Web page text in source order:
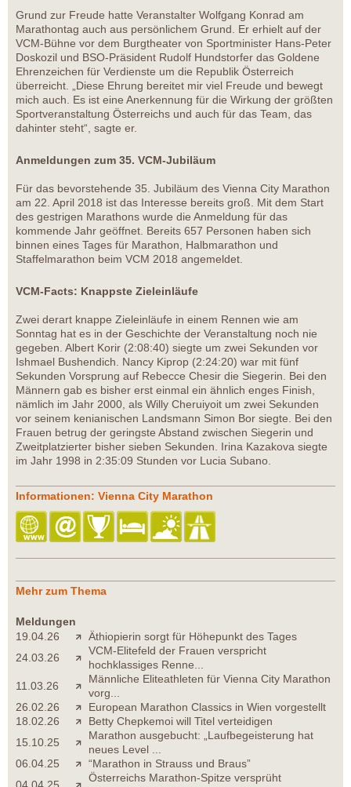
Grund zur Freude hatte Veranstalter Wolfgang Konrad am
Marathontag auch aus persönlichem Grund. Er erhielt auf der
VCM-Bühne vor dem Burgtheater von Sportminister Hans-Peter
Doskozil und BSO-Präsident Rudolf Hundstorfer das Goldene
Ehrenzeichen für Verdienste um die Republik Österreich
überreicht. „Diese Ehrung bereitet mir viel Freude und bewegt
mich auch. Es ist eine Anerkennung für die Wirkung der größten
Sportveranstaltung Österreichs und auch für das Team, das
dahinter steht“, sagte er.
Anmeldungen zum 35. VCM-Jubiläum
Für das bevorstehende 35. Jubiläum des Vienna City Marathon
am 22. April 2018 ist das Interesse bereits groß. Mit dem Start
des gestrigen Marathons wurde die Anmeldung für das
kommende Jahr geöffnet. Bereits 657 Personen haben sich
binnen eines Tages für Marathon, Halbmarathon und
Staffelmarathon beim VCM 2018 angemeldet.
VCM-Facts: Knappste Zieleinläufe
Zwei derart knappe Zieleinläufe in einem Rennen wie am
Sonntag hat es in der Geschichte der Veranstaltung noch nie
gegeben. Albert Korir (2:08:40) siegte um zwei Sekunden vor
Ishmael Bushendich. Nancy Kiprop (2:24:20) war mit fünf
Sekunden Vorsprung auf Rebecce Chesir die Siegerin. Bei den
Männern gab es bisher erst einmal ein ähnlich enges Finish,
nämlich im Jahr 2000, als Willy Cheruiyoit um zwei Sekunden
vor seinem kenianischen Landsmann Simon Bor siegte. Bei den
Frauen betrug der geringste Abstand zwischen Siegerin und
Zweitplatzierter bisher sieben Sekunden. Irina Kazakova siegte
im Jahr 1998 in 2:35:09 Stunden vor Lucia Subano.
Informationen: Vienna City Marathon
Mehr zum Thema
Meldungen
19.04.26
Äthiopierin sorgt für Höhepunkt des Tages
24.03.26
VCM-Elitefeld der Frauen verspricht
hochklassiges Renne...
11.03.26
Männliche Eliteathleten für Vienna City Marathon
vorg...
26.02.26
European Marathon Classics in Wien vorgestellt
18.02.26
Betty Chepkemoi will Titel verteidigen
15.10.25
Marathon ausgebucht: „Laufbegeisterung hat
neues Level ...
06.04.25
“Marathon in Strauss und Braus”
Österreichs Marathon-Spitze versprüht